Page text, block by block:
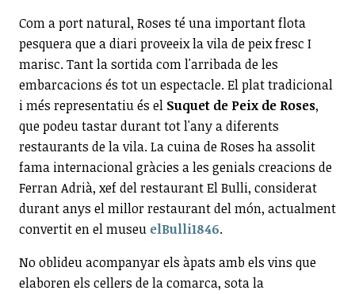
Com a port natural, Roses té una important flota
pesquera que a diari proveeix la vila de peix fresc I
marisc. Tant la sortida com l'arribada de les
embarcacions és tot un espectacle. El plat tradicional
i més representatiu és el Suquet de Peix de Roses,
que podeu tastar durant tot l'any a diferents
restaurants de la vila. La cuina de Roses ha assolit
fama internacional gràcies a les genials creacions de
Ferran Adrià, xef del restaurant El Bulli, considerat
durant anys el millor restaurant del món, actualment
convertit en el museu elBulli1846.
No oblideu acompanyar els àpats amb els vins que
elaboren els cellers de la comarca, sota la